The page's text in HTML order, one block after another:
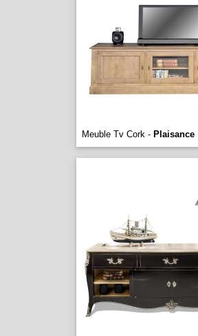
Meuble Tv Cork - Plaisance